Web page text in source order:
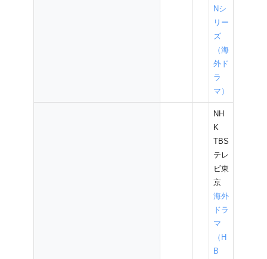
Nシ
リー
ズ
（海
外ド
ラ
マ）
NH
K
TBS
テレ
ビ東
京
海外
ドラ
マ
（H
B